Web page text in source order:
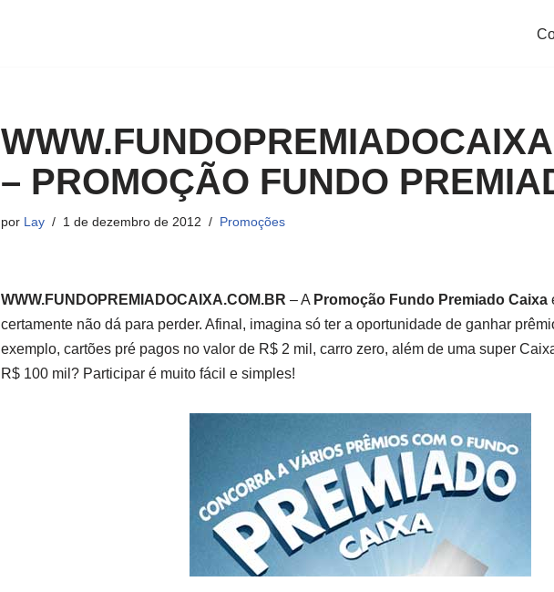
– PROMOÇÃO FUNDO
por Lay 1 de dezembro de 2012 Promoções
WWW.FUNDOPREMIADOCAIXA.COM.BR – A Promoção Fundo Premiado Caixa
certamente não dá para perder. Afinal, imagina só ter a oportunidade de ganhar
exemplo, cartões pré pagos no valor de R$ 2 mil, carro zero, além de uma super
R$ 100 mil? Participar é muito fácil e simples!